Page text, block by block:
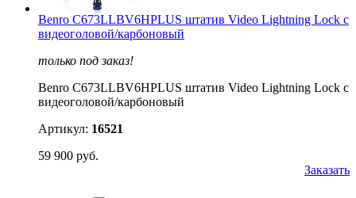
Benro C673LLBV6HPLUS штатив Video Lightning Lock с
видеоголовой/карбоновый
только под заказ!
Benro C673LLBV6HPLUS штатив Video Lightning Lock с
видеоголовой/карбоновый
Артикул: 16521
59 900 руб.
Заказать